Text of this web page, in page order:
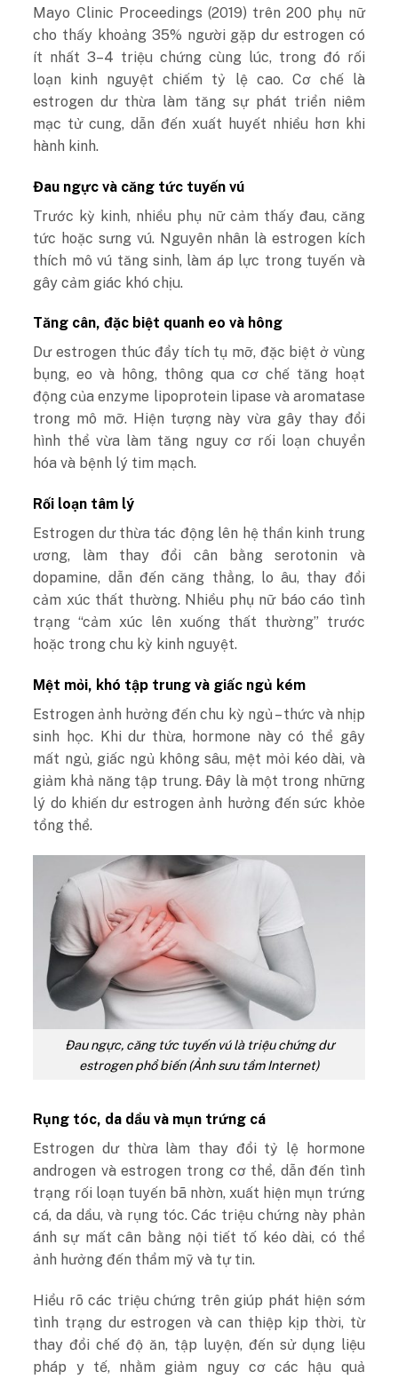
Mayo Clinic Proceedings (2019) trên 200 phụ nữ
cho thấy khoảng 35% người gặp dư estrogen có
ít nhất 3–4 triệu chứng cùng lúc, trong đó rối
loạn kinh nguyệt chiếm tỷ lệ cao. Cơ chế là
estrogen dư thừa làm tăng sự phát triển niêm
mạc tử cung, dẫn đến xuất huyết nhiều hơn khi
hành kinh.
Đau ngực và căng tức tuyến vú
Trước kỳ kinh, nhiều phụ nữ cảm thấy đau, căng
tức hoặc sưng vú. Nguyên nhân là estrogen kích
thích mô vú tăng sinh, làm áp lực trong tuyến và
gây cảm giác khó chịu.
Tăng cân, đặc biệt quanh eo và hông
Dư estrogen thúc đẩy tích tụ mỡ, đặc biệt ở vùng
bụng, eo và hông, thông qua cơ chế tăng hoạt
động của enzyme lipoprotein lipase và aromatase
trong mô mỡ. Hiện tượng này vừa gây thay đổi
hình thể vừa làm tăng nguy cơ rối loạn chuyển
hóa và bệnh lý tim mạch.
Rối loạn tâm lý
Estrogen dư thừa tác động lên hệ thần kinh trung
ương, làm thay đổi cân bằng serotonin và
dopamine, dẫn đến căng thẳng, lo âu, thay đổi
cảm xúc thất thường. Nhiều phụ nữ báo cáo tình
trạng “cảm xúc lên xuống thất thường” trước
hoặc trong chu kỳ kinh nguyệt.
Mệt mỏi, khó tập trung và giấc ngủ kém
Estrogen ảnh hưởng đến chu kỳ ngủ – thức và nhịp
sinh học. Khi dư thừa, hormone này có thể gây
mất ngủ, giấc ngủ không sâu, mệt mỏi kéo dài, và
giảm khả năng tập trung. Đây là một trong những
lý do khiến dư estrogen ảnh hưởng đến sức khỏe
tổng thể.
Đau ngực, căng tức tuyến vú là triệu chứng dư
estrogen phổ biến (Ảnh sưu tầm Internet)
Rụng tóc, da dầu và mụn trứng cá
Estrogen dư thừa làm thay đổi tỷ lệ hormone
androgen và estrogen trong cơ thể, dẫn đến tình
trạng rối loạn tuyến bã nhờn, xuất hiện mụn trứng
cá, da dầu, và rụng tóc. Các triệu chứng này phản
ánh sự mất cân bằng nội tiết tố kéo dài, có thể
ảnh hưởng đến thẩm mỹ và tự tin.
Hiểu rõ các triệu chứng trên giúp phát hiện sớm
tình trạng dư estrogen và can thiệp kịp thời, từ
thay đổi chế độ ăn, tập luyện, đến sử dụng liệu
pháp y tế, nhằm giảm nguy cơ các hậu quả